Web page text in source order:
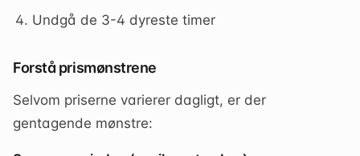
Undgå de 3-4 dyreste timer
Forstå prismønstrene
Selvom priserne varierer dagligt, er der
gentagende mønstre: